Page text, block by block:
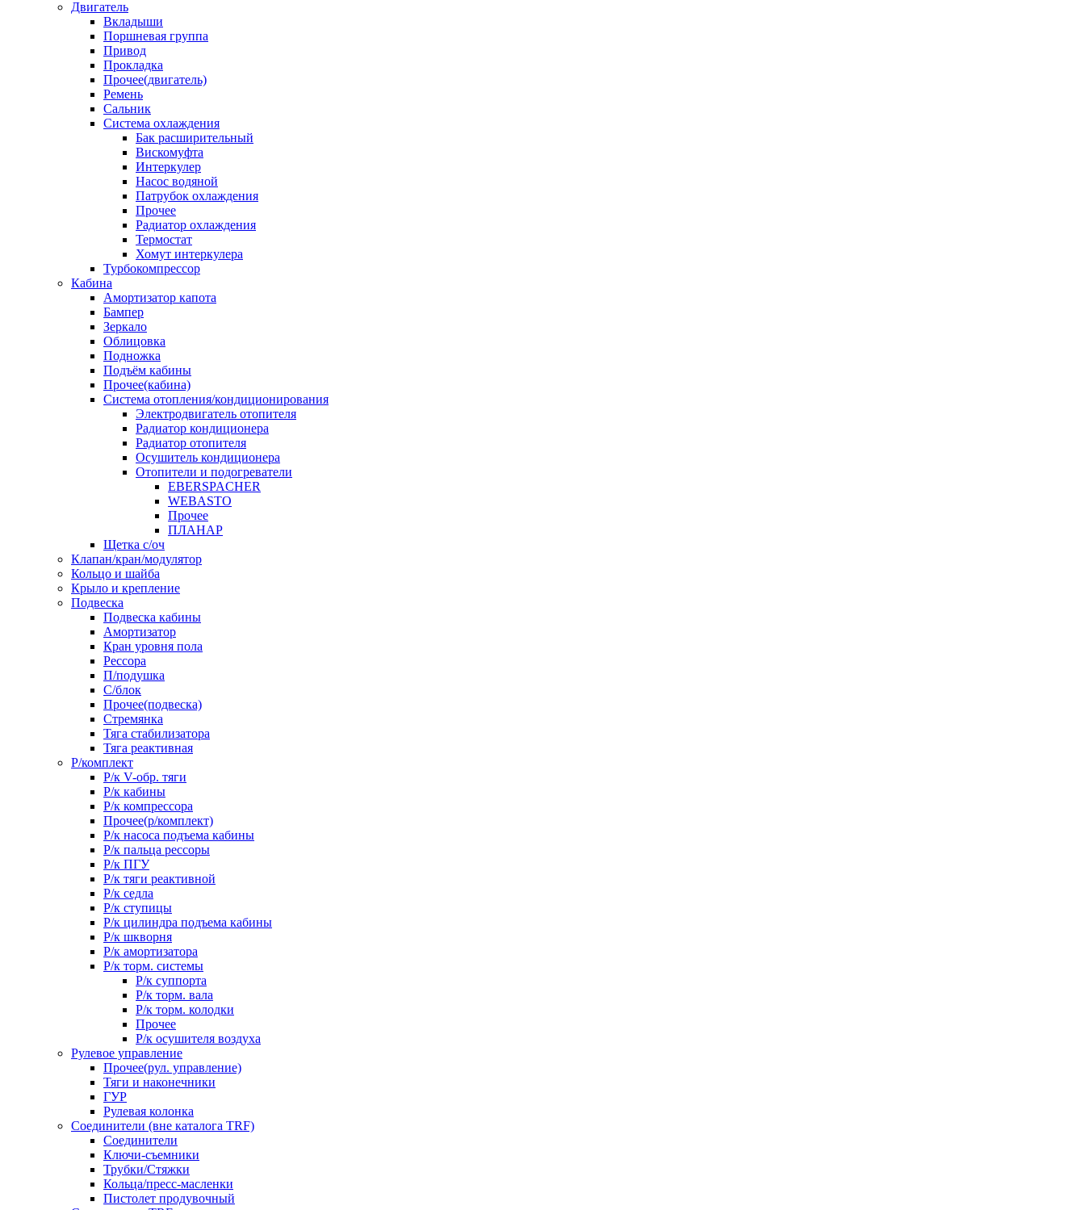
Двигатель
Вкладыши
Поршневая группа
Привод
Прокладка
Прочее(двигатель)
Ремень
Сальник
Система охлаждения
Бак расширительный
Вискомуфта
Интеркулер
Насос водяной
Патрубок охлаждения
Прочее
Радиатор охлаждения
Термостат
Хомут интеркулера
Турбокомпрессор
Кабина
Амортизатор капота
Бампер
Зеркало
Облицовка
Подножка
Подъём кабины
Прочее(кабина)
Система отопления/кондиционирования
Электродвигатель отопителя
Радиатор кондиционера
Радиатор отопителя
Осушитель кондиционера
Отопители и подогреватели
EBERSPACHER
WEBASTO
Прочее
ПЛАНАР
Щетка с/оч
Клапан/кран/модулятор
Кольцо и шайба
Крыло и крепление
Подвеска
Подвеска кабины
Амортизатор
Кран уровня пола
Рессора
П/подушка
С/блок
Прочее(подвеска)
Стремянка
Тяга стабилизатора
Тяга реактивная
Р/комплект
Р/к V-обр. тяги
Р/к кабины
Р/к компрессора
Прочее(р/комплект)
Р/к насоса подъема кабины
Р/к пальца рессоры
Р/к ПГУ
Р/к тяги реактивной
Р/к седла
Р/к ступицы
Р/к цилиндра подъема кабины
Р/к шкворня
Р/к амортизатора
Р/к торм. системы
Р/к суппорта
Р/к торм. вала
Р/к торм. колодки
Прочее
Р/к осушителя воздуха
Рулевое управление
Прочее(рул. управление)
Тяги и наконечники
ГУР
Рулевая колонка
Соединители (вне каталога TRF)
Соединители
Ключи-cъемники
Трубки/Стяжки
Кольца/пресс-масленки
Пистолет продувочный